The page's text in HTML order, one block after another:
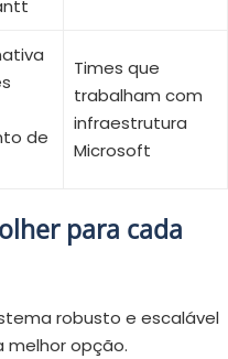
de
Times que
trabalham com
infraestrutura
Microsoft
para cada
robusto e escalável
melhor opção.